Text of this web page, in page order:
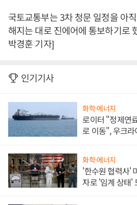
국토교통부는 3차 청문 일정을 아
해지는 대로 진에어에 통보하기로
박경훈 기자]
인기기사
화학·에너지
로이터 "정제연
로 이동", 우크
화학·에너지
'한수원 협력사'
자로 '임계 상태'